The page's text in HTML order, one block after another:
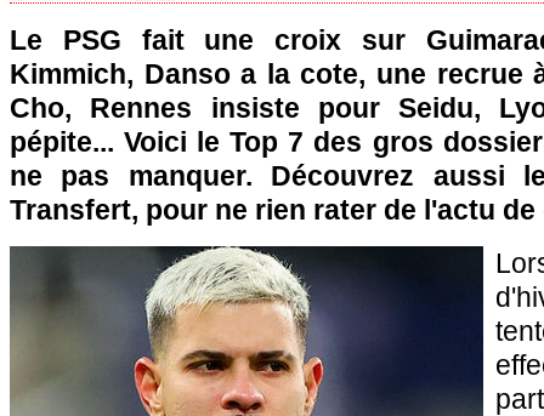
Le PSG fait une croix sur
Kimmich, Danso a la cote, une recrue
Cho, Rennes insiste pour Seidu,
pépite... Voici le Top 7 des gros
ne pas manquer. Découvrez aussi
Transfert, pour ne rien rater de l'actu de